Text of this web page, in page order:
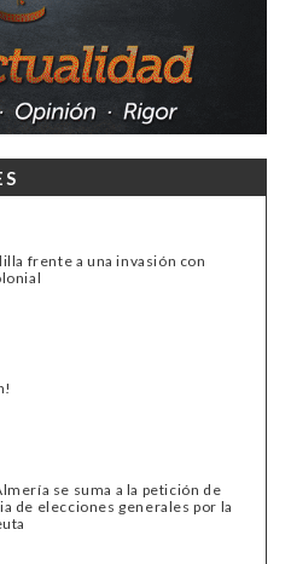
frente a una invasión con
se suma a la petición de
de elecciones generales por la